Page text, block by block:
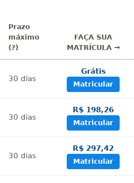
Prazo
máximo
(?)
FAÇA SUA
MATRÍCULA →
30 dias
Grátis
Matricular
30 dias
R$ 198,26
Matricular
30 dias
R$ 297,42
Matricular